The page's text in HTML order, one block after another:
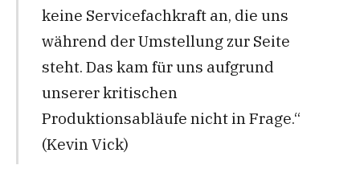
keine Servicefachkraft an, die uns
während der Umstellung zur Seite
steht. Das kam für uns aufgrund
unserer kritischen
Produktionsabläufe nicht in Frage.“
(Kevin Vick)